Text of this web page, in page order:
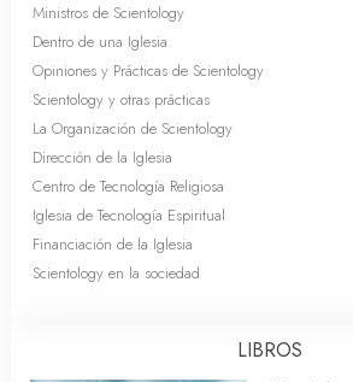
Ministros de Scientology
Dentro de una Iglesia
Opiniones y Prácticas de Scientology
Scientology y otras prácticas
La Organización de Scientology
Dirección de la Iglesia
Centro de Tecnología Religiosa
Iglesia de Tecnología Espiritual
Financiación de la Iglesia
Scientology en la sociedad
LIBROS